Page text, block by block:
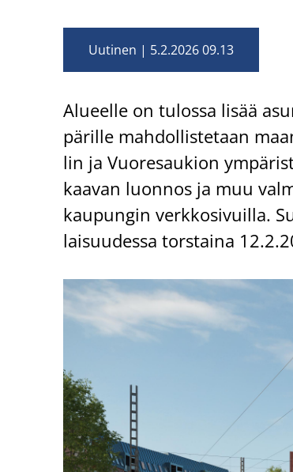
Uutinen 5.2.2026 09.13
Alu­eel­le on tu­los­sa lisää
pä­ril­le mah­dol­lis­te­taan
lin ja Vuo­re­sau­kion
kaa­van luon­nos ja muu
kau­pun­gin verk­ko­si­vuil­la.
lai­suu­des­sa tors­tai­na